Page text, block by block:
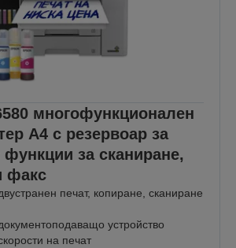
многофункционален
А4 с резервоар за
за сканиране,
факс
печат, копиране, сканиране
устройство
на печат